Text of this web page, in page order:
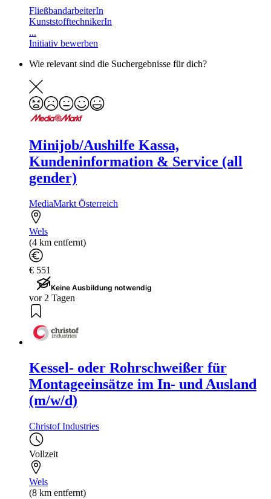
FließbandarbeiterIn
KunststofftechnikerIn
...
Initiativ bewerben
Wie relevant sind die Suchergebnisse für dich?
Minijob/Aushilfe Kassa,
Kundeninformation & Service (all
gender)
MediaMarkt Österreich
Wels
(4 km entfernt)
€ 551
Keine Ausbildung notwendig
vor 2 Tagen
Kessel- oder Rohrschweißer für
Montageeinsätze im In- und Ausland
(m/w/d)
Christof Industries
Vollzeit
Wels
(8 km entfernt)